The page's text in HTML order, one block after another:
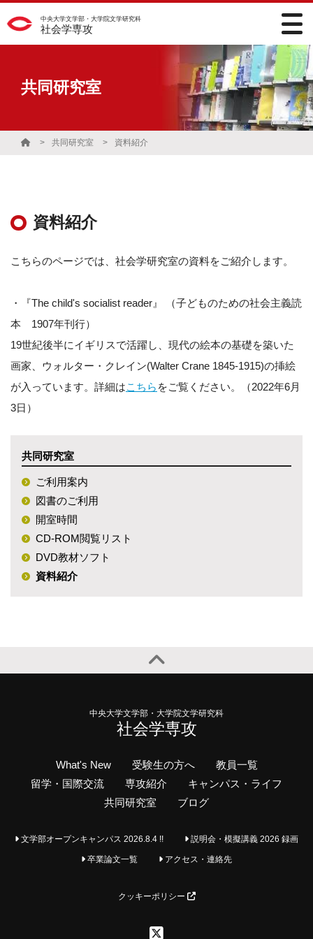
中央大学文学部・大学院文学研究科
社会学専攻
共同研究室
共同研究室 資料紹介
資料紹介
こちらのページでは、社会学研究室の資料をご紹介します。
・『The child's socialist reader』 （子どものための社会主義読
本 1907年刊行）
19世紀後半にイギリスで活躍し、現代の絵本の基礎を築いた
画家、ウォルター・クレイン(Walter Crane 1845-1915)の挿絵
が入っています。詳細はこちら をご覧ください。（2022年6月
3日）
共同研究室
ご利用案内
図書のご利用
開室時間
CD-ROM閲覧リスト
DVD教材ソフト
資料紹介
中央大学文学部・大学院文学研究科
社会学専攻
What's New 受験生の方へ
教員一覧
留学・国際交流
専攻紹介
キャンパス・ライフ
共同研究室
ブログ
文学部オープンキャンパス 2026.8.4 !! 説明会・模擬講義 2026 録画
卒業論文一覧 アクセス・連絡先
クッキーポリシー